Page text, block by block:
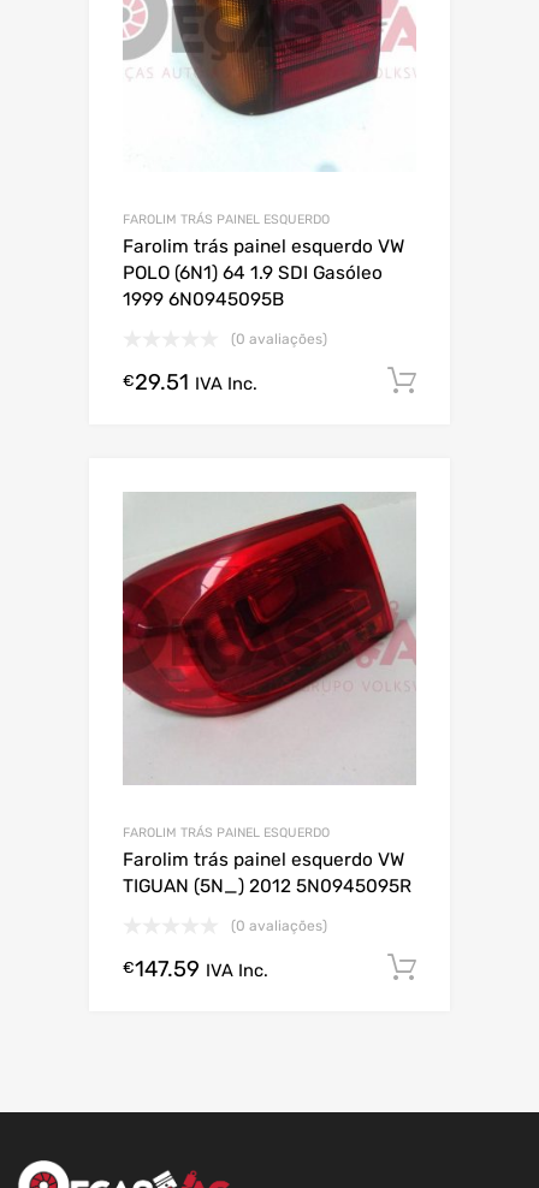
FAROLIM TRÁS PAINEL ESQUERDO
Farolim trás painel esquerdo VW
POLO (6N1) 64 1.9 SDI Gasóleo
1999 6N0945095B
(0 avaliações)
€29.51 IVA Inc.
FAROLIM TRÁS PAINEL ESQUERDO
Farolim trás painel esquerdo VW
TIGUAN (5N_) 2012 5N0945095R
(0 avaliações)
€147.59 IVA Inc.